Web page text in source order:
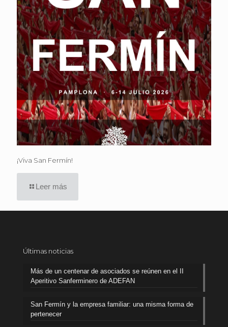
¡Viva San Fermín!
Leer más
Últimas noticias
Más de un centenar de asociados se reúnen en el II
Aperitivo Sanferminero de ADEFAN
San Fermín y la empresa familiar: una misma forma de
pertenecer